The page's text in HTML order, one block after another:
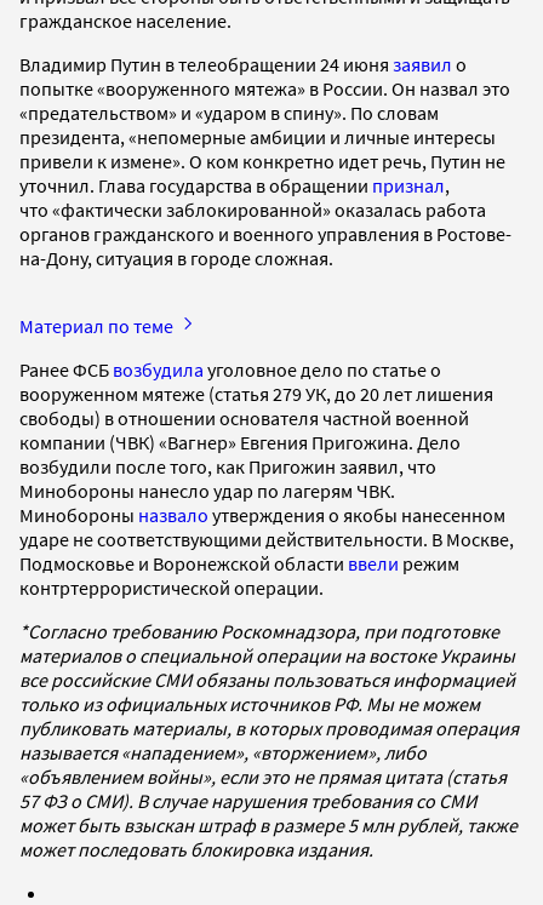
гражданское население.
Владимир Путин в телеобращении 24 июня заявил о
попытке «вооруженного мятежа» в России. Он назвал это
«предательством» и «ударом в спину». По словам
президента, «непомерные амбиции и личные интересы
привели к измене». О ком конкретно идет речь, Путин не
уточнил. Глава государства в обращении признал,
что «фактически заблокированной» оказалась работа
органов гражданского и военного управления в Ростове-
на-Дону, ситуация в городе сложная.
Материал по теме
Ранее ФСБ возбудила уголовное дело по статье о
вооруженном мятеже (статья 279 УК, до 20 лет лишения
свободы) в отношении основателя частной военной
компании (ЧВК) «Вагнер» Евгения Пригожина. Дело
возбудили после того, как Пригожин заявил, что
Минобороны нанесло удар по лагерям ЧВК.
Минобороны назвало утверждения о якобы нанесенном
ударе не соответствующими действительности. В Москве,
Подмосковье и Воронежской области ввели режим
контртеррористической операции.
*Согласно требованию Роскомнадзора, при подготовке
материалов о специальной операции на востоке Украины
все российские СМИ обязаны пользоваться информацией
только из официальных источников РФ. Мы не можем
публиковать материалы, в которых проводимая операция
называется «нападением», «вторжением», либо
«объявлением войны», если это не прямая цитата (статья
57 ФЗ о СМИ). В случае нарушения требования со СМИ
может быть взыскан штраф в размере 5 млн рублей, также
может последовать блокировка издания.